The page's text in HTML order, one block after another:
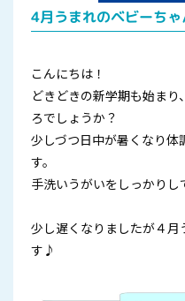
4月うまれのベビーちゃ
こんにちは！
どきどきの新学期も始ま
ろでしょうか？
少しづつ日中が暑くなり体
す。
手洗いうがいをしっかり
少し遅くなりましたが４
す♪